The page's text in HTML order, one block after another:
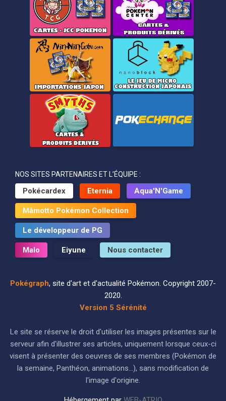
NOS SITES PARTENAIRES ET L’ÉQUIPE :
Pokécardex Eternia Aqua'N'Game
Mâmotto Pokémon Collection
Le développeur de PG
Malo Eiyune Nous contacter
Pokégraph, site d'art et d'actualité Pokémon. Copyright 2007-
2020.
Version 5 Sérénité
Le site se réserve le droit d'utiliser les images présentes sur le
serveur afin d'illustrer ses articles, uniquement lorsque ceux-ci
visent à présenter des oeuvres de ses membres (Pokémon de
la semaine, Panthéon, animations...), sans modification de
l'image d'origine.